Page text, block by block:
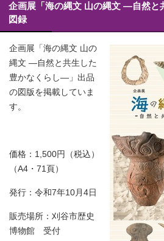
企画展「海の縄文 山の縄文 ―自然と
図録
企画展「海の縄文 山の
縄文 ―自然と共生した
豊かなくらし―」出品
の図版を掲載していま
す。
価格：1,500円（税込）
（A4・71頁）
発行：令和7年10月4日
販売場所：刈谷市歴史
博物館 受付